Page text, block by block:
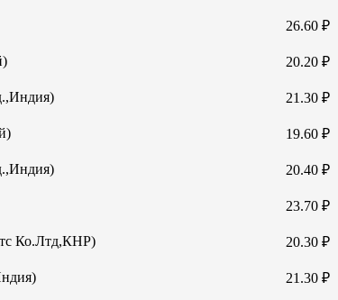
26.60 ₽
20.20 ₽
21.30 ₽
19.60 ₽
20.40 ₽
23.70 ₽
Ко.Лтд,КНР)
20.30 ₽
21.30 ₽